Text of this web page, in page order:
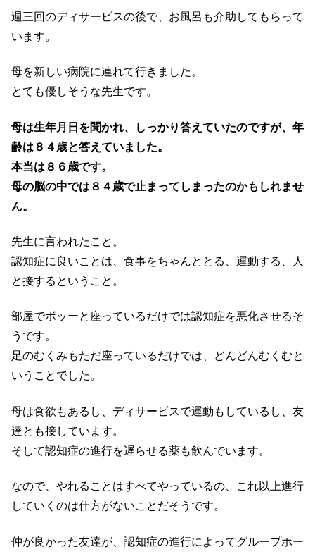
週三回のディサービスの後で、お風呂も介助してもらって
います。
母を新しい病院に連れて行きました。
とても優しそうな先生です。
母は生年月日を聞かれ、しっかり答えていたのですが、年
齢は８４歳と答えていました。
本当は８６歳です。
母の脳の中では８４歳で止まってしまったのかもしれませ
ん。
先生に言われたこと。
認知症に良いことは、食事をちゃんととる、運動する、人
と接するということ。
部屋でボッーと座っているだけでは認知症を悪化させるそ
うです。
足のむくみもただ座っているだけでは、どんどんむくむと
いうことでした。
母は食欲もあるし、ディサービスで運動もしているし、友
達とも接しています。
そして認知症の進行を遅らせる薬も飲んでいます。
なので、やれることはすべてやっているの、これ以上進行
していくのは仕方がないことだそうです。
仲が良かった友達が、認知症の進行によってグループホー